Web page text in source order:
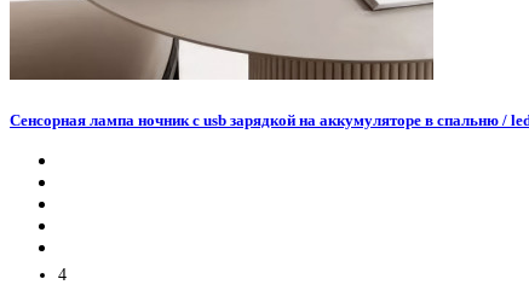
Сенсорная лампа ночник с usb зарядкой на аккумуляторе в спальню /
4